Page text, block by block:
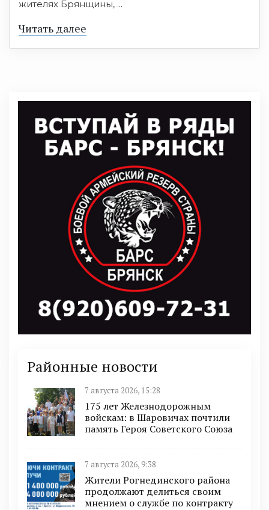
жителях Брянщины, ...
Читать далее
Районные новости
7 августа 2026, 15:28
175 лет Железнодорожным
войскам: в Шаровичах почтили
память Героя Советского Союза
7 августа 2026, 9:38
Жители Рогнединского района
продолжают делиться своим
мнением о службе по контракту